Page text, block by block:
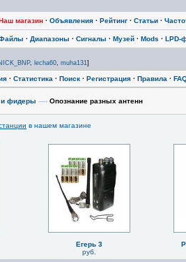
магазин · Объявления · Рейтинг · Статьи ·
· Диапазоны · Сигналы · Музей · Mods · LPD-
, lecha60, muha131]
· Статистика · Поиск · Регистрация · Правила ·
фидеры —› Опознание разных антенн
в нашем магазине
Егерь 3
руб.